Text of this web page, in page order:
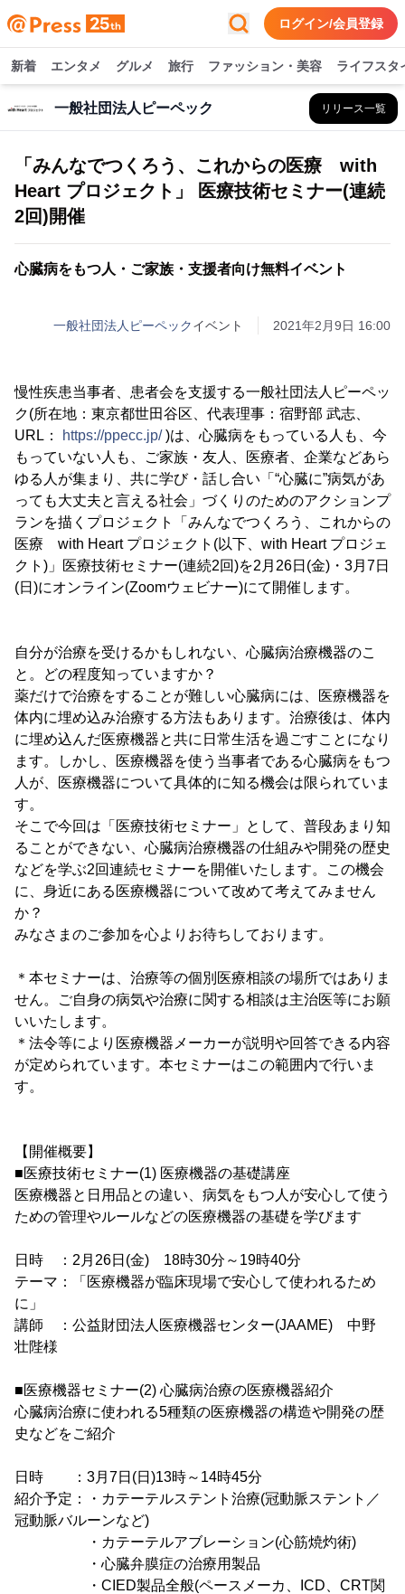
ログイン/会員登録
新着 エンタメ グルメ 旅行 ファッション・美容 ライフスタ
一般社団法人ピーペック リリース一覧
「みんなでつくろう、これからの医療 with
Heart プロジェクト」 医療技術セミナー(連続
2回)開催
心臓病をもつ人・ご家族・支援者向け無料イベント
一般社団法人ピーペックイベント 2021年2月9日 16:00
慢性疾患当事者、患者会を支援する一般社団法人ピーペッ
ク(所在地：東京都世田谷区、代表理事：宿野部 武志、
URL：
https://ppecc.jp/)は、心臓病をもっている人も、今
もっていない人も、ご家族・友人、医療者、企業などあら
ゆる人が集まり、共に学び・話し合い「“心臓に”病気があ
っても大丈夫と言える社会」づくりのためのアクションプ
ランを描くプロジェクト「みんなでつくろう、これからの
医療 with Heart プロジェクト(以下、with Heart プロジェ
クト)」医療技術セミナー(連続2回)を2月26日(金)・3月7日
(日)にオンライン(Zoomウェビナー)にて開催します。
自分が治療を受けるかもしれない、心臓病治療機器のこ
と。どの程度知っていますか？
薬だけで治療をすることが難しい心臓病には、医療機器を
体内に埋め込み治療する方法もあります。治療後は、体内
に埋め込んだ医療機器と共に日常生活を過ごすことになり
ます。しかし、医療機器を使う当事者である心臓病をもつ
人が、医療機器について具体的に知る機会は限られていま
す。
そこで今回は「医療技術セミナー」として、普段あまり知
ることができない、心臓病治療機器の仕組みや開発の歴史
などを学ぶ2回連続セミナーを開催いたします。この機会
に、身近にある医療機器について改めて考えてみません
か？
みなさまのご参加を心よりお待ちしております。
＊本セミナーは、治療等の個別医療相談の場所ではありま
せん。ご自身の病気や治療に関する相談は主治医等にお願
いいたします。
＊法令等により医療機器メーカーが説明や回答できる内容
が定められています。本セミナーはこの範囲内で行いま
す。
【開催概要】
■医療技術セミナー(1) 医療機器の基礎講座
医療機器と日用品との違い、病気をもつ人が安心して使う
ための管理やルールなどの医療機器の基礎を学びます
日時 ：2月26日(金) 18時30分～19時40分
テーマ：「医療機器が臨床現場で安心して使われるため
に」
講師 ：公益財団法人医療機器センター(JAAME) 中野
壮陛様
■医療機器セミナー(2) 心臓病治療の医療機器紹介
心臓病治療に使われる5種類の医療機器の構造や開発の歴
史などをご紹介
日時 ：3月7日(日)13時～14時45分
紹介予定：・カテーテルステント治療(冠動脈ステント／
冠動脈バルーンなど)
・カテーテルアブレーション(心筋焼灼術)
・心臓弁膜症の治療用製品
・CIED製品全般(ペースメーカ、ICD、CRT関